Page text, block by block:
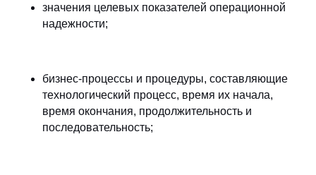
значения целевых показателей операционной
надежности;
бизнес-процессы и процедуры, составляющие
технологический процесс, время их начала,
время окончания, продолжительность и
последовательность;